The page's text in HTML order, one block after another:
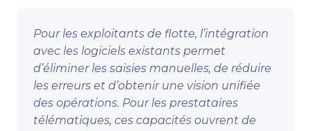
Pour les exploitants de flotte, l’intégration
avec les logiciels existants permet
d’éliminer les saisies manuelles, de réduire
les erreurs et d’obtenir une vision unifiée
des opérations. Pour les prestataires
télématiques, ces capacités ouvrent de